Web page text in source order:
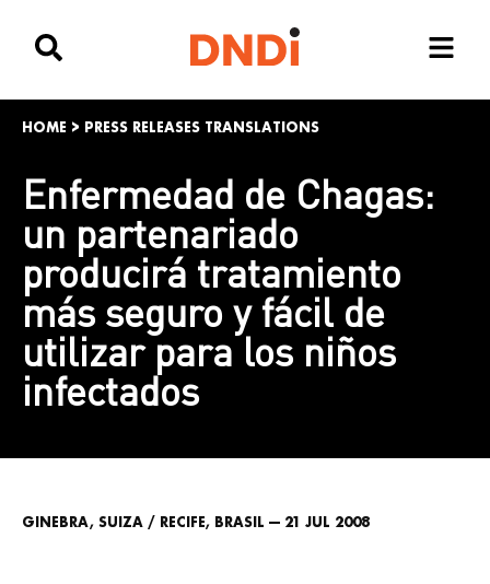
HOME > PRESS RELEASES TRANSLATIONS
Enfermedad de Chagas:
un partenariado
producirá tratamiento
más seguro y fácil de
utilizar para los niños
infectados
GINEBRA, SUIZA / RECIFE, BRASIL — 21 JUL 2008